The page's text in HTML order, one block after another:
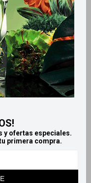
y ofertas especiales.
primera compra.
$ 252